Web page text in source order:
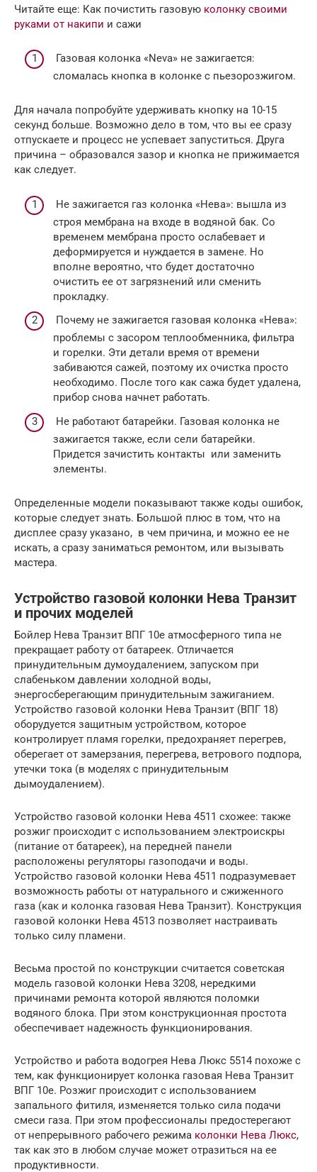
Читайте еще: Как почистить газовую колонку своими
руками от накипи и сажи
Газовая колонка «Neva» не зажигается:
сломалась кнопка в колонке с пьезорозжигом.
Для начала попробуйте удерживать кнопку на 10-15
секунд больше. Возможно дело в том, что вы ее сразу
отпускаете и процесс не успевает запуститься. Друга
причина – образовался зазор и кнопка не прижимается
как следует.
Не зажигается газ колонка «Нева»: вышла из
строя мембрана на входе в водяной бак. Со
временем мембрана просто ослабевает и
деформируется и нуждается в замене. Но
вполне вероятно, что будет достаточно
очистить ее от загрязнений или сменить
прокладку.
Почему не зажигается газовая колонка «Нева»:
проблемы с засором теплообменника, фильтра
и горелки. Эти детали время от времени
забиваются сажей, поэтому их очистка просто
необходимо. После того как сажа будет удалена,
прибор снова начнет работать.
Не работают батарейки. Газовая колонка не
зажигается также, если сели батарейки.
Придется зачистить контакты или заменить
элементы.
Определенные модели показывают также коды ошибок,
которые следует знать. Большой плюс в том, что на
дисплее сразу указано, в чем причина, и можно ее не
искать, а сразу заниматься ремонтом, или вызывать
мастера.
Устройство газовой колонки Нева Транзит
и прочих моделей
Бойлер Нева Транзит ВПГ 10е атмосферного типа не
прекращает работу от батареек. Отличается
принудительным думоудалением, запуском при
слабеньком давлении холодной воды,
энергосберегающим принудительным зажиганием.
Устройство газовой колонки Нева Транзит (ВПГ 18)
оборудуется защитным устройством, которое
контролирует пламя горелки, предохраняет перегрев,
оберегает от замерзания, перегрева, ветрового подпора,
утечки тока (в моделях с принудительным
дымоудалением).
Устройство газовой колонки Нева 4511 схожее: также
розжиг происходит с использованием электроискры
(питание от батареек), на передней панели
расположены регуляторы газоподачи и воды.
Устройство газовой колонки Нева 4511 подразумевает
возможность работы от натурального и сжиженного
газа (как и колонка газовая Нева Транзит). Конструкция
газовой колонки Нева 4513 позволяет настраивать
только силу пламени.
Весьма простой по конструкции считается советская
модель газовой колонки Нева 3208, нередкими
причинами ремонта которой являются поломки
водяного блока. При этом конструкционная простота
обеспечивает надежность функционирования.
Устройство и работа водогрея Нева Люкс 5514 похоже с
тем, как функционирует колонка газовая Нева Транзит
ВПГ 10е. Розжиг происходит с использованием
запального фитиля, изменяется только сила подачи
смеси газа. При этом профессионалы предостерегают
от непрерывного рабочего режима колонки Нева Люкс,
так как это в любом случае может отразиться на ее
продуктивности.